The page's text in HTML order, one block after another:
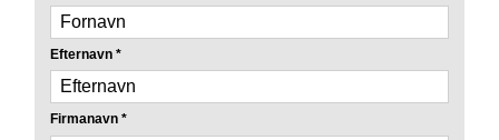
Efternavn *
Firmanavn *